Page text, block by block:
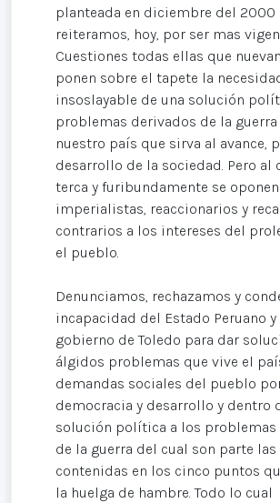
planteada en diciembre del 2000
reiteramos, hoy, por ser mas
Cuestiones todas ellas que
ponen sobre el tapete la
insoslayable de una solución
problemas derivados de la
nuestro país que sirva al avance,
desarrollo de la sociedad. Pero al
terca y furibundamente se
imperialistas, reaccionarios y
contrarios a los intereses del
el pueblo.
Denunciamos, rechazamos y
incapacidad del Estado Peruano y
gobierno de Toledo para dar
álgidos problemas que vive el
demandas sociales del pueblo
democracia y desarrollo y dentro
solución política a los problemas
de la guerra del cual son parte
contenidas en los cinco puntos
la huelga de hambre. Todo lo cual